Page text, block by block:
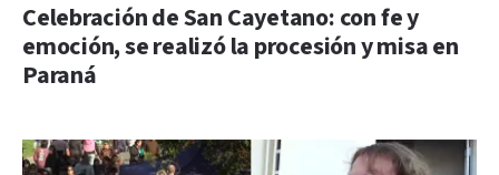
Celebración de San Cayetano: con fe y
emoción, se realizó la procesión y misa en
Paraná